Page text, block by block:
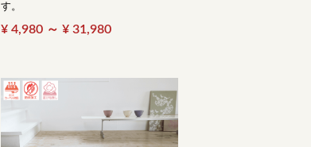
す。
¥ 4,980 ～ ¥ 31,980